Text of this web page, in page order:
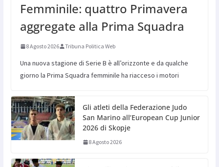
Femminile: quattro Primavera
aggregate alla Prima Squadra
8 Agosto 2026 Tribuna Politica Web
Una nuova stagione di Serie B è all’orizzonte e da qualche
giorno la Prima Squadra femminile ha riacceso i motori
Gli atleti della Federazione Judo
San Marino all’European Cup Junior
2026 di Skopje
8 Agosto 2026